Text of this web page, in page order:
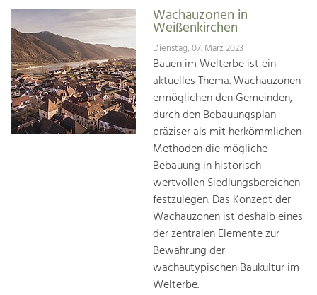
Wachauzonen in
Weißenkirchen
Dienstag, 07. März 2023
Bauen im Welterbe ist ein
aktuelles Thema. Wachauzonen
ermöglichen den Gemeinden,
durch den Bebauungsplan
präziser als mit herkömmlichen
Methoden die mögliche
Bebauung in historisch
wertvollen Siedlungsbereichen
festzulegen. Das Konzept der
Wachauzonen ist deshalb eines
der zentralen Elemente zur
Bewahrung der
wachautypischen Baukultur im
Welterbe.